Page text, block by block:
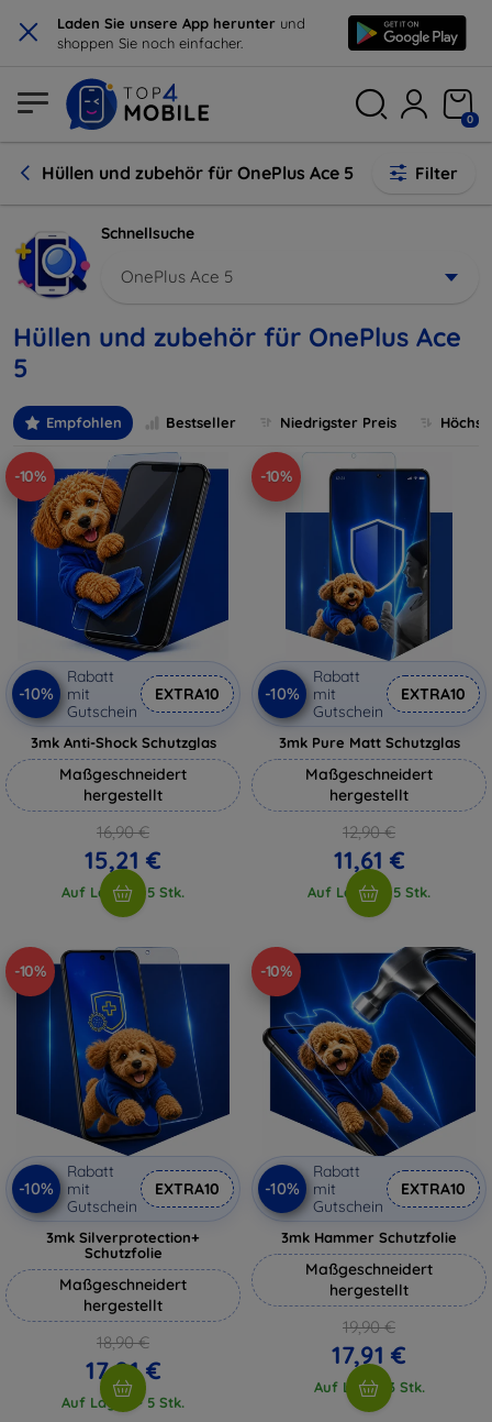
× Laden Sie unsere App herunter und
shoppen Sie noch einfacher.
0
Hüllen und zubehör für OnePlus Ace 5 Filter
Schnellsuche
OnePlus Ace 5
Hüllen und zubehör für OnePlus Ace
5
Empfohlen Bestseller Niedrigster Preis
-10%
-10%
Rabatt
mit
Gutschein
EXTRA10
3mk Anti-Shock Schutzglas
Maßgeschneidert
hergestellt
16,90 €
15,21 €
Auf Lager > 5 Stk.
-10%
-10%
Rabatt
mit
Gutschein
EXTRA10
3mk Pure Matt Schutzglas
Maßgeschneidert
hergestellt
12,90 €
11,61 €
Auf Lager > 5 Stk.
-10%
-10%
Rabatt
mit
Gutschein
EXTRA10
3mk Silverprotection+
Schutzfolie
Maßgeschneidert
hergestellt
18,90 €
17,01 €
Auf Lager > 5 Stk.
-10%
-10%
Rabatt
mit
Gutschein
EXTRA10
3mk Hammer Schutzfolie
Maßgeschneidert
hergestellt
19,90 €
17,91 €
Auf Lager 3 Stk.